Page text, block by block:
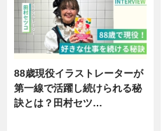
88歳現役イラストレーターが
第一線で活躍し続けられる秘
訣とは？田村セツ…